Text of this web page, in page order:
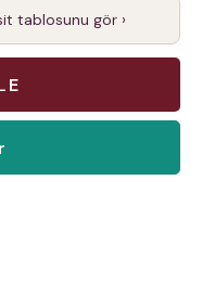
tablosunu gör ›